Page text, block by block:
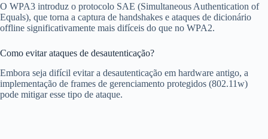
O WPA3 introduz o protocolo SAE (Simultaneous Authentication of
Equals), que torna a captura de handshakes e ataques de dicionário
offline significativamente mais difíceis do que no WPA2.
Como evitar ataques de desautenticação?
Embora seja difícil evitar a desautenticação em hardware antigo, a
implementação de frames de gerenciamento protegidos (802.11w)
pode mitigar esse tipo de ataque.